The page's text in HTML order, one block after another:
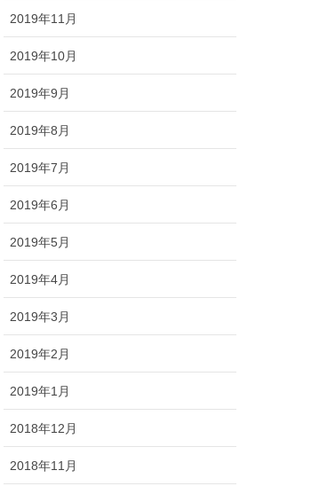
2019年11月
2019年10月
2019年9月
2019年8月
2019年7月
2019年6月
2019年5月
2019年4月
2019年3月
2019年2月
2019年1月
2018年12月
2018年11月